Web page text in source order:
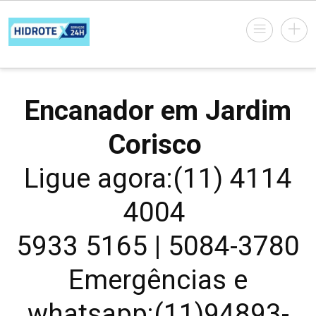
Encanador em Jardim
Corisco
Ligue agora:(11) 4114
4004
5933 5165 | 5084-3780
Emergências e